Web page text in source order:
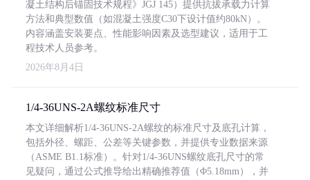
凝土结构后锚固技术规程》JGJ 145）提供抗拔承载力计算
方法和典型数值（如混凝土强度C30下设计值约80kN）。
内容涵盖安装要点、性能影响因素及选型建议，适用于工
程技术人员参考。
2026年8月4日
1/4-36UNS-2A螺纹标准尺寸
本文详细解析1/4-36UNS-2A螺纹的标准尺寸及底孔计算，
包括外径、螺距、公差等关键参数，并提供专业数据来源
（ASME B1.1标准）。针对1/4-36UNS螺纹底孔尺寸的常
见疑问，通过公式推导给出精确推荐值（Φ5.18mm），并